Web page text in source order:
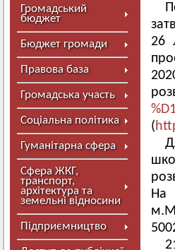
Громадський
бюджет
Бюджет громади
Правова база
Громадська участь
Соціальна політика
Гуманітарна сфера
Сфера ЖКГ,
транспорт,
архітектура та
земельні відносини
Підприємництво
26
(
На